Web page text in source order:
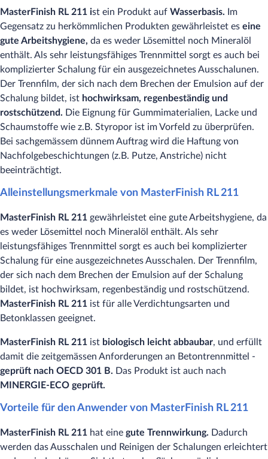
MasterFinish RL 211 ist ein Produkt auf Wasserbasis. Im
Gegensatz zu herkömmlichen Produkten gewährleistet es eine
gute Arbeitshygiene, da es weder Lösemittel noch Mineralöl
enthält. Als sehr leistungsfähiges Trennmittel sorgt es auch bei
komplizierter Schalung für ein ausgezeichnetes Ausschalunen.
Der Trennfilm, der sich nach dem Brechen der Emulsion auf der
Schalung bildet, ist hochwirksam, regenbeständig und
rostschützend. Die Eignung für Gummimaterialien, Lacke und
Schaumstoffe wie z.B. Styropor ist im Vorfeld zu überprüfen.
Bei sachgemässem dünnem Auftrag wird die Haftung von
Nachfolgebeschichtungen (z.B. Putze, Anstriche) nicht
beeinträchtigt.
Alleinstellungsmerkmale von MasterFinish RL 211
MasterFinish RL 211 gewährleistet eine gute Arbeitshygiene, da
es weder Lösemittel noch Mineralöl enthält. Als sehr
leistungsfähiges Trennmittel sorgt es auch bei komplizierter
Schalung für eine ausgezeichnetes Ausschalen. Der Trennfilm,
der sich nach dem Brechen der Emulsion auf der Schalung
bildet, ist hochwirksam, regenbeständig und rostschützend.
MasterFinish RL 211 ist für alle Verdichtungsarten und
Betonklassen geeignet.
MasterFinish RL 211 ist biologisch leicht abbaubar, und erfüllt
damit die zeitgemässen Anforderungen an Betontrennmittel -
geprüft nach OECD 301 B. Das Produkt ist auch nach
MINERGIE-ECO geprüft.
Vorteile für den Anwender von MasterFinish RL 211
MasterFinish RL 211 hat eine gute Trennwirkung. Dadurch
werden das Ausschalen und Reinigen der Schalungen erleichtert